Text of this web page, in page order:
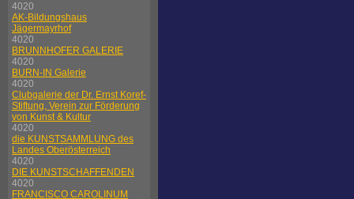
4020
AK-Bildungshaus
Jägermayrhof
4020
BRUNNHOFER GALERIE
4020
BURN-IN Galerie
4020
Clubgalerie der Dr. Ernst Koref-
Stiftung, Verein zur Förderung
von Kunst & Kultur
4020
die KUNSTSAMMLUNG des
Landes Oberösterreich
4020
DIE KUNSTSCHAFFENDEN
4020
FRANCISCO CAROLINUM